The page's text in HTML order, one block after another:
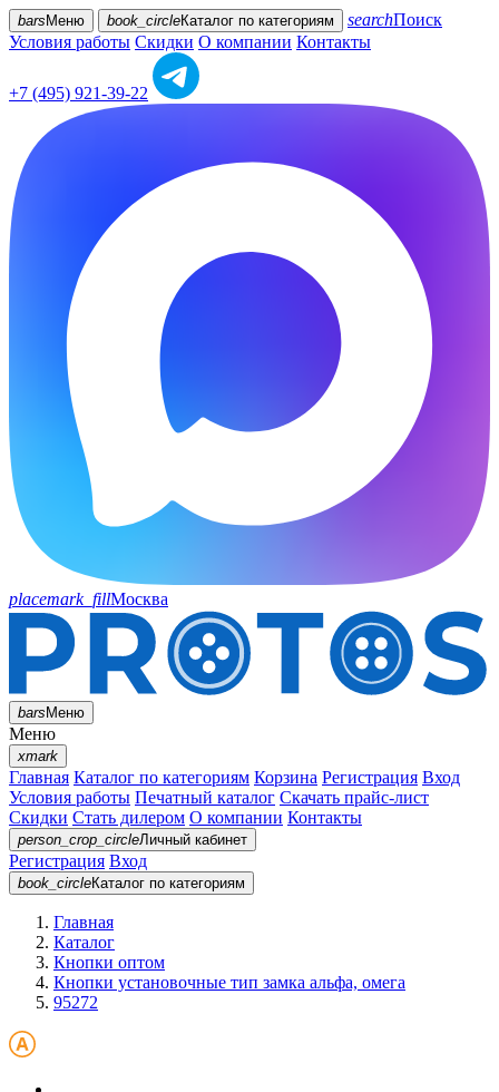
bars Меню book_circleКаталог по категориям searchПоиск
Условия работы Скидки О компании Контакты
+7 (495) 921-39-22
placemark_fillМосква
barsМеню
Меню
xmark
Главная Каталог по категориям Корзина Регистрация Вход
Условия работы Печатный каталог Скачать прайс-лист
Скидки Стать дилером О компании Контакты
person_crop_circleЛичный кабинет
Регистрация Вход
book_circleКаталог по категориям
Главная
Каталог
Кнопки оптом
Кнопки установочные тип замка альфа, омега
95272